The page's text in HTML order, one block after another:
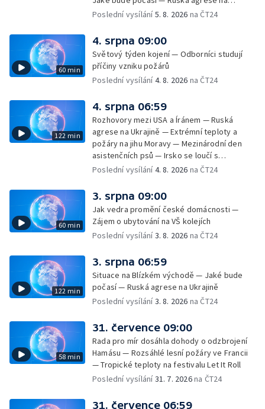
Ukrajině — Vliv veder na lidské orgány — Při
— Třem obcím na Brněnsku dočasně došla
pitná voda — SP v orientačním běhu v Česku
— Horko a požáry sužují Evropu — Rybářský
příměstský tábor
Poslední vysílání5. 8. 2026 na ČT24
60 min
4. srpna 09:00
Světový týden kojení — Odborníci studují
příčiny vzniku požárů
Poslední vysílání4. 8. 2026 na ČT24
122 min
4. srpna 06:59
Rozhovory mezi USA a Íránem — Ruská
agrese na Ukrajině — Extrémní teploty a
požáry na jihu Moravy — Mezinárodní den
asistenčních psů — Irsko se loučí s
hudebníkem Glenem Hansardem
Poslední vysílání4. 8. 2026 na ČT24
60 min
3. srpna 09:00
Jak vedra promění české domácnosti —
Zájem o ubytování na VŠ kolejích
Poslední vysílání3. 8. 2026 na ČT24
122 min
3. srpna 06:59
Situace na Blízkém východě — Jaké bude
počasí — Ruská agrese na Ukrajině
Poslední vysílání3. 8. 2026 na ČT24
58 min
31. července 09:00
Rada pro mír dosáhla dohody o odzbrojení
Hamásu — Rozsáhlé lesní požáry ve Francii
— Tropické teploty na festivalu Let It Roll
Poslední vysílání31. 7. 2026na ČT24
31. července 06:59